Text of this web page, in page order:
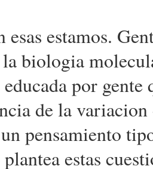
esas estamos.
biologia
por
de la
pensamiento
estas